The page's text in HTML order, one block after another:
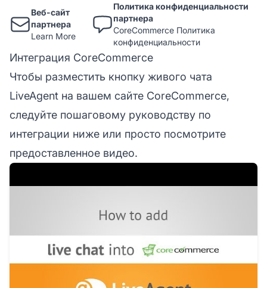
Веб-сайт
партнера
Learn More
Политика конфиденциальности
партнера
CoreCommerce Политика
конфиденциальности
Интеграция CoreCommerce
Чтобы разместить кнопку живого чата
LiveAgent на вашем сайте CoreCommerce,
следуйте пошаговому руководству по
интеграции ниже или просто посмотрите
предоставленное видео.